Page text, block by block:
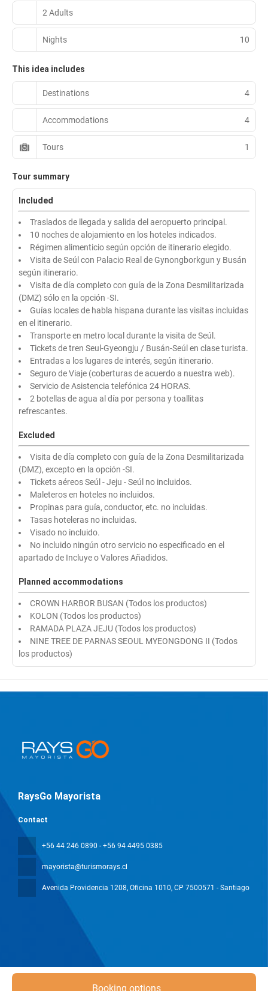
Booking options
2 Adults
Nights 10
This idea includes
Destinations 4
Accommodations 4
Tours 1
Tour summary
Included
Traslados de llegada y salida del aeropuerto principal.
10 noches de alojamiento en los hoteles indicados.
Régimen alimenticio según opción de itinerario elegido.
Visita de Seúl con Palacio Real de Gynongborkgun y Busán
según itinerario.
Visita de día completo con guía de la Zona Desmilitarizada
(DMZ) sólo en la opción -SI.
Guías locales de habla hispana durante las visitas incluidas
en el itinerario.
Transporte en metro local durante la visita de Seúl.
Tickets de tren Seul-Gyeongju / Busán-Seúl en clase turista.
Entradas a los lugares de interés, según itinerario.
Seguro de Viaje (coberturas de acuerdo a nuestra web).
Servicio de Asistencia telefónica 24 HORAS.
2 botellas de agua al día por persona y toallitas
refrescantes.
Excluded
Visita de día completo con guía de la Zona Desmilitarizada
(DMZ), excepto en la opción -SI.
Tickets aéreos Seúl - Jeju - Seúl no incluidos.
Maleteros en hoteles no incluidos.
Propinas para guía, conductor, etc. no incluidas.
Tasas hoteleras no incluidas.
Visado no incluido.
No incluido ningún otro servicio no especificado en el
apartado de Incluye o Valores Añadidos.
Planned accommodations
CROWN HARBOR BUSAN (Todos los productos)
KOLON (Todos los productos)
RAMADA PLAZA JEJU (Todos los productos)
NINE TREE DE PARNAS SEOUL MYEONGDONG II (Todos
los productos)
RaysGo Mayorista
Contact
+56 44 246 0890 - +56 94 4495 0385
mayorista@turismorays.cl
Avenida Providencia 1208, Oficina 1010, CP 7500571 - Santiago
All rights reserved Mayorista Rays © 2026